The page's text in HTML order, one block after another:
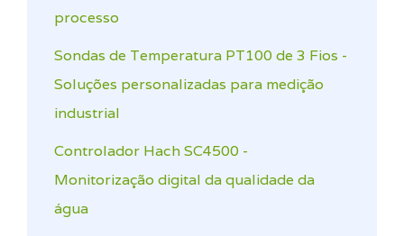
processo
Sondas de Temperatura PT100 de 3 Fios -
Soluções personalizadas para medição
industrial
Controlador Hach SC4500 -
Monitorização digital da qualidade da
água